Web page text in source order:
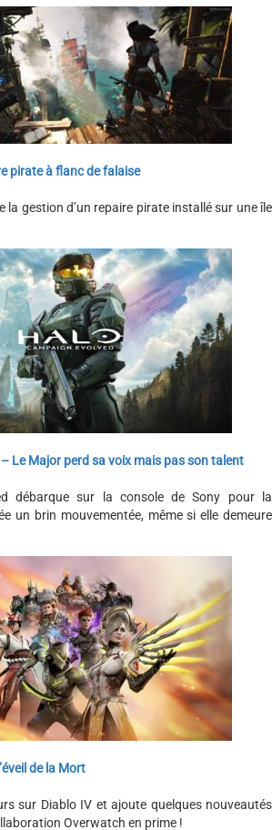
pirate à flanc de falaise
la gestion d’un repaire pirate installé sur une île
Le Major perd sa voix mais pas son talent
débarque sur la console de Sony pour la
un brin mouvementée, même si elle demeure
de la Mort
sur Diablo IV et ajoute quelques nouveautés
Overwatch en prime !